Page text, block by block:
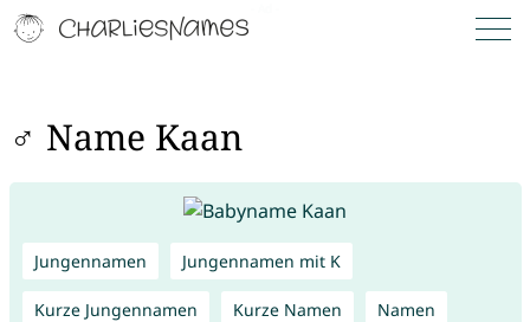
♂ Name Kaan
Jungennamen Jungennamen mit K
Kurze Jungennamen Kurze Namen Namen